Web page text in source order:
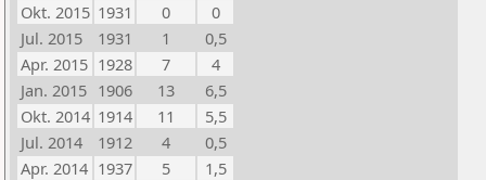
Okt. 2015 1931 0
0
Jul. 2015
1931 1
0,5
Apr. 2015 1928 7
4
Jan. 2015 1906 13
6,5
Okt. 2014 1914 11
5,5
Jul. 2014
1912 4
0,5
Apr. 2014 1937 5
1,5